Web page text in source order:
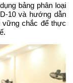
bảng phân loại
10 và hướng dẫn
vững chắc để thực